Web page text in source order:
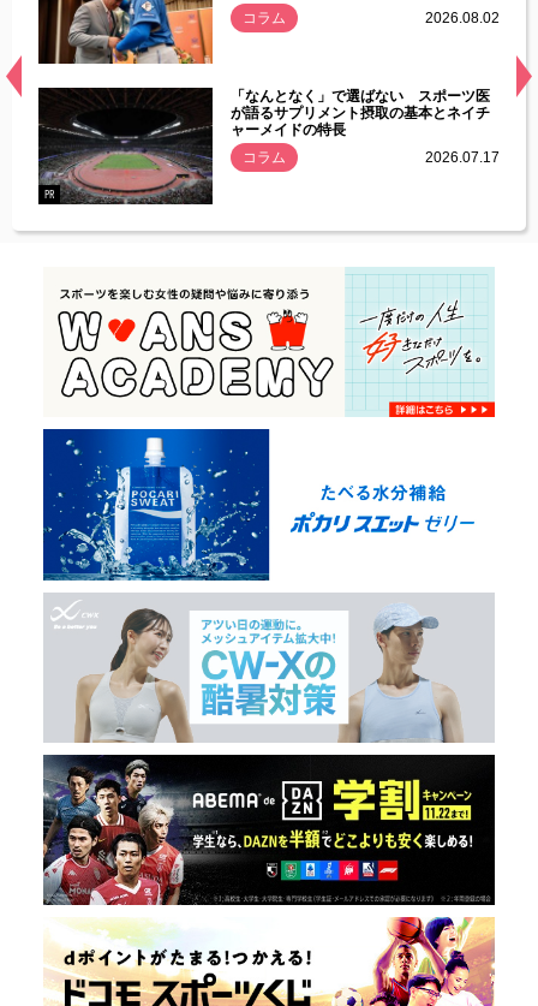
常
コラム
2026.08.02
PR
「なんとなく」で選ばない スポーツ医
が語るサプリメント摂取の基本とネイチ
ャーメイドの特長
コラム
2026.07.17